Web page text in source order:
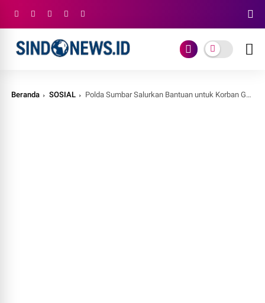
Beranda SOSIAL Polda Sumbar Salurkan Bantuan untuk Korban Gempa Pasaman Barat